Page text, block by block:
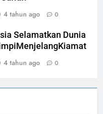
4 tahun ago 0
Selamatkan Dunia
4 tahun ago 0